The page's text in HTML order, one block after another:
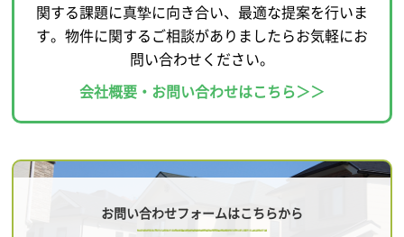
関する課題に真摯に向き合い、最適な提案を行いま
す。物件に関するご相談がありましたらお気軽にお
問い合わせください。
会社概要・お問い合わせはこちら＞＞
お問い合わせフォームはこちらから